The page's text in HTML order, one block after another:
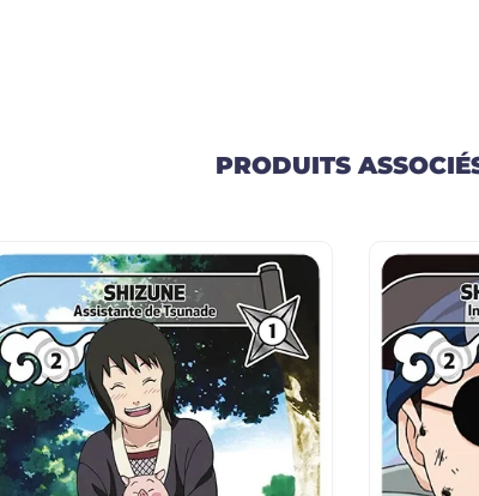
PRODUITS